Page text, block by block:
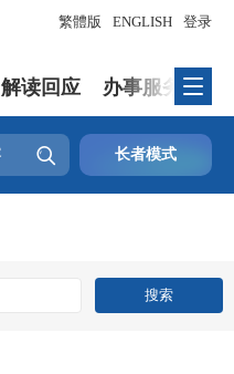
登录
繁體版 ENGLISH
解读回应 办事服务
 长者模式